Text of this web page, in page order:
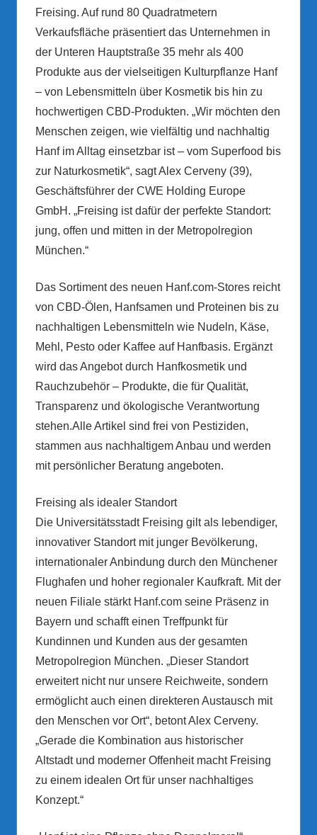
Freising. Auf rund 80 Quadratmetern
Verkaufsfläche präsentiert das Unternehmen in
der Unteren Hauptstraße 35 mehr als 400
Produkte aus der vielseitigen Kulturpflanze Hanf
– von Lebensmitteln über Kosmetik bis hin zu
hochwertigen CBD-Produkten. „Wir möchten den
Menschen zeigen, wie vielfältig und nachhaltig
Hanf im Alltag einsetzbar ist – vom Superfood bis
zur Naturkosmetik“, sagt Alex Cerveny (39),
Geschäftsführer der CWE Holding Europe
GmbH. „Freising ist dafür der perfekte Standort:
jung, offen und mitten in der Metropolregion
München.“
Das Sortiment des neuen Hanf.com-Stores reicht
von CBD-Ölen, Hanfsamen und Proteinen bis zu
nachhaltigen Lebensmitteln wie Nudeln, Käse,
Mehl, Pesto oder Kaffee auf Hanfbasis. Ergänzt
wird das Angebot durch Hanfkosmetik und
Rauchzubehör – Produkte, die für Qualität,
Transparenz und ökologische Verantwortung
stehen.Alle Artikel sind frei von Pestiziden,
stammen aus nachhaltigem Anbau und werden
mit persönlicher Beratung angeboten.
Freising als idealer Standort
Die Universitätsstadt Freising gilt als lebendiger,
innovativer Standort mit junger Bevölkerung,
internationaler Anbindung durch den Münchener
Flughafen und hoher regionaler Kaufkraft. Mit der
neuen Filiale stärkt Hanf.com seine Präsenz in
Bayern und schafft einen Treffpunkt für
Kundinnen und Kunden aus der gesamten
Metropolregion München. „Dieser Standort
erweitert nicht nur unsere Reichweite, sondern
ermöglicht auch einen direkteren Austausch mit
den Menschen vor Ort“, betont Alex Cerveny.
„Gerade die Kombination aus historischer
Altstadt und moderner Offenheit macht Freising
zu einem idealen Ort für unser nachhaltiges
Konzept.“